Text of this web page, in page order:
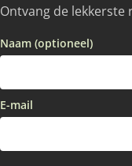
Ontvang de lekkerste
Naam (optioneel)
E-mail